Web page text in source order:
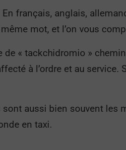
français, anglais,
mot, et l’on vous
de « tackchidromio »
à l’ordre et au service.
aussi bien souvent les
en taxi.